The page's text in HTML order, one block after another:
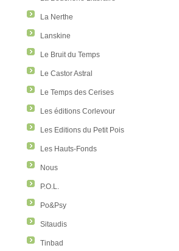
La Nerthe
Lanskine
Le Bruit du Temps
Le Castor Astral
Le Temps des Cerises
Les éditions Corlevour
Les Editions du Petit Pois
Les Hauts-Fonds
Nous
P.O.L.
Po&Psy
Sitaudis
Tinbad